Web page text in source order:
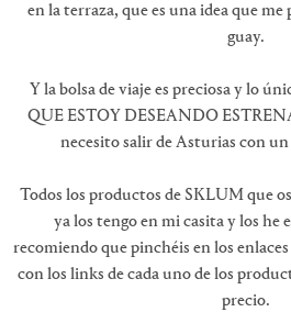
en la terraza, que es una idea que me
guay.
Y la bolsa de viaje es preciosa y lo
QUE ESTOY DESEANDO
necesito salir de Asturias con
Todos los productos de SKLUM que
ya los tengo en mi casita y los he
recomiendo que pinchéis en los
con los links de cada uno de los
precio.